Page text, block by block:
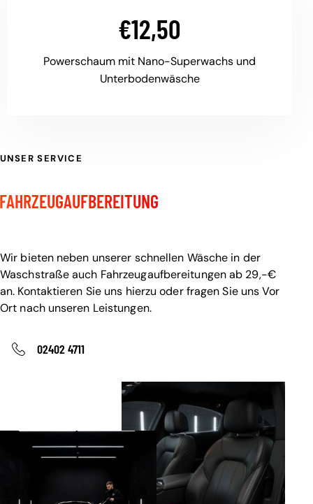
€12,50
Powerschaum mit Nano-Superwachs und
Unterbodenwäsche
UNSER SERVICE
FAHRZEUGAUFBEREITUNG
Wir bieten neben unserer schnellen Wäsche in der
Waschstraße auch Fahrzeugaufbereitungen ab 29,-€
an. Kontaktieren Sie uns hierzu oder fragen Sie uns Vor
Ort nach unseren Leistungen.
02402 4711